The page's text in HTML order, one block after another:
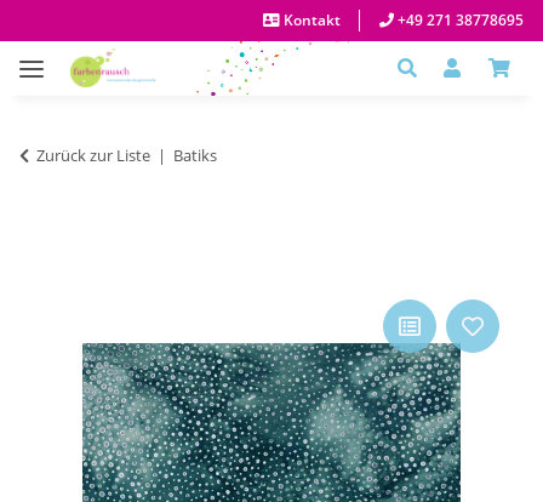
Kontakt +49 271 38778695
Zurück zur Liste Batiks